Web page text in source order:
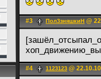
#3 Пoл3зняшкиH @
#4 1123123 @